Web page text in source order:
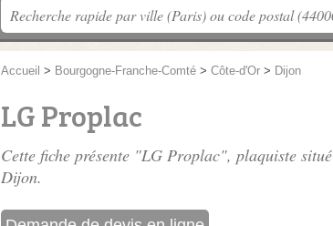
Accueil > Bourgogne-Franche-Comté > Côte-d'Or > Dijon
LG Proplac
Cette fiche présente "LG Proplac", plaquiste situé
Dijon.